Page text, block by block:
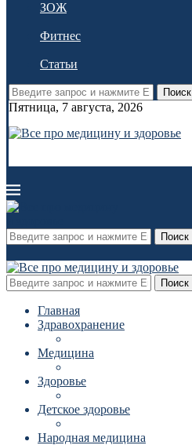
ЗОЖ
Фитнес
Статьи
Поиск
Пятница, 7 августа, 2026
Поиск
Поиск
Главная
Здравохранение
Медицина
Здоровье
Детское здоровье
Народная медицина